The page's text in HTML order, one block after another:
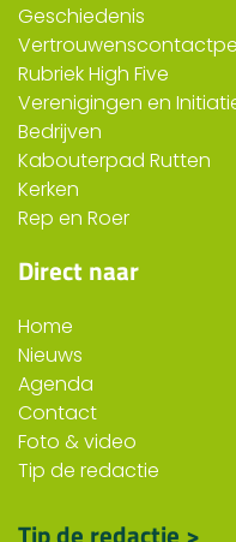
Geschiedenis
Rubriek High Five
Verenigingen en
Bedrijven
Kabouterpad Rutten
Kerken
Rep en Roer
Direct naar
Home
Nieuws
Agenda
Contact
Foto & video
Tip de redactie